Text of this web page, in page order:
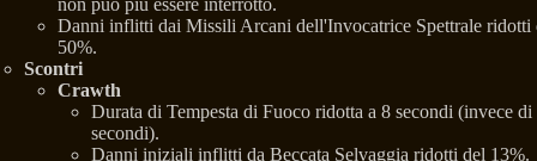
non può più essere interrotto.
Danni inflitti dai Missili Arcani dell'Invocatrice Spettrale ridotti
50%.
Scontri
Crawth
Durata di Tempesta di Fuoco ridotta a 8 secondi (invece di
secondi).
Danni iniziali inflitti da Beccata Selvaggia ridotti del 13%.